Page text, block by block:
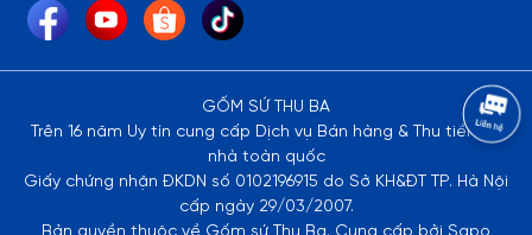
GỐM SỨ THU BA
Trên 16 năm Uy tín cung cấp Dịch vụ Bán hàng & Thu tiền tại
nhà toàn quốc
Giấy chứng nhận ĐKDN số 0102196915 do Sở KH&ĐT TP. Hà Nội
cấp ngày 29/03/2007.